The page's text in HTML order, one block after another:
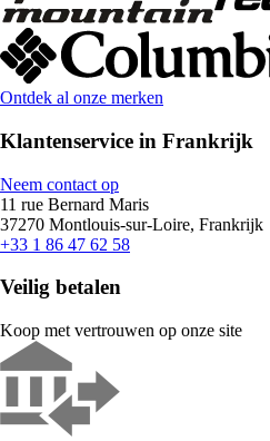
Ontdek al onze merken
Klantenservice in Frankrijk
Neem contact op
11 rue Bernard Maris
37270 Montlouis-sur-Loire, Frankrijk
+33 1 86 47 62 58
Veilig betalen
Koop met vertrouwen op onze site